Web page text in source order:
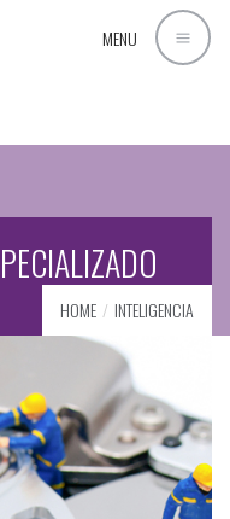
MENU
HOME INTELIGENCIA